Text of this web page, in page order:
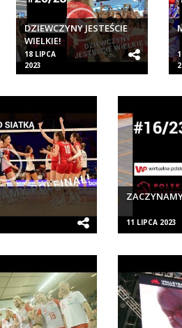
DZIEWCZYNY JESTEŚCIE
WIELKIE!
18 LIPCA
2023
11 LIPCA 2023